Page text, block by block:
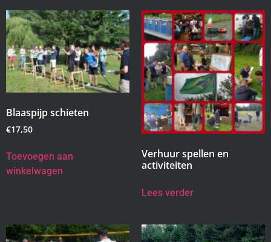
Blaaspijp schieten
€17,50
Toevoegen aan
winkelwagen
Verhuur spellen en
activiteiten
Lees verder